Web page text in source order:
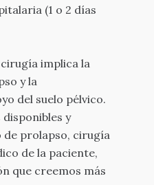
(1 o 2 días
implica la
y la
del suelo pélvico.
y
de prolapso, cirugía
de la paciente,
que creemos más